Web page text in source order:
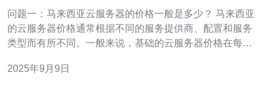
问题一：马来西亚云服务器的价格一般是多少？ 马来西亚
的云服务器价格通常根据不同的服务提供商、配置和服务
类型而有所不同。一般来说，基础的云服务器价格在每月
每月500马币或更高。大多数服务提供商还会根据用户选择
2025年9月9日